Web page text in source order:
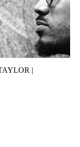
|